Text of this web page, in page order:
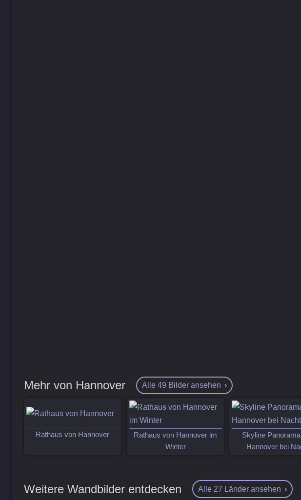
Mehr von Hannover Alle 49 Bilder ansehen
Rathaus von Hannover
Rathaus von Hannover im
Winter
Skyline
Hannover bei
Weitere Wandbilder entdecken Alle 27 Länder ansehen